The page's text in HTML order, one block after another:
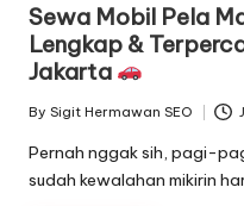
Sewa Mobil Pela
Lengkap &
Jakarta
Posted
by
By Sigit Hermawan SEO
Pernah nggak sih, pagi-
sudah kewalahan mikirin